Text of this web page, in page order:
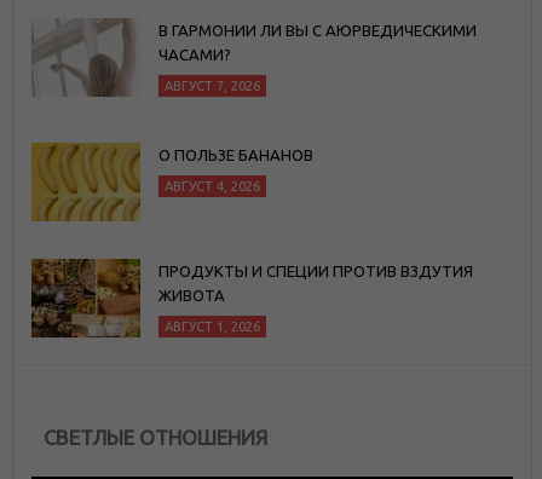
В ГАРМОНИИ ЛИ ВЫ С АЮРВЕДИЧЕСКИМИ
ЧАСАМИ?
АВГУСТ 7, 2026
О ПОЛЬЗЕ БАНАНОВ
АВГУСТ 4, 2026
ПРОДУКТЫ И СПЕЦИИ ПРОТИВ ВЗДУТИЯ
ЖИВОТА
АВГУСТ 1, 2026
СВЕТЛЫЕ ОТНОШЕНИЯ